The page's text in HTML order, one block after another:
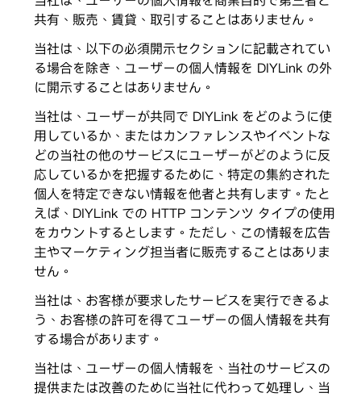
共有、販売、賃貸、取引することはありません。
当社は、以下の必須開示セクションに記載されてい
る場合を除き、ユーザーの個人情報を DIYLink の外
に開示することはありません。
当社は、ユーザーが共同で DIYLink をどのように使
用しているか、またはカンファレンスやイベントな
どの当社の他のサービスにユーザーがどのように反
応しているかを把握するために、特定の集約された
個人を特定できない情報を他者と共有します。たと
えば、DIYLink での HTTP コンテンツ タイプの使用
をカウントするとします。ただし、この情報を広告
主やマーケティング担当者に販売することはありま
せん。
当社は、お客様が要求したサービスを実行できるよ
う、お客様の許可を得てユーザーの個人情報を共有
する場合があります。
当社は、ユーザーの個人情報を、当社のサービスの
提供または改善のために当社に代わって処理し、当